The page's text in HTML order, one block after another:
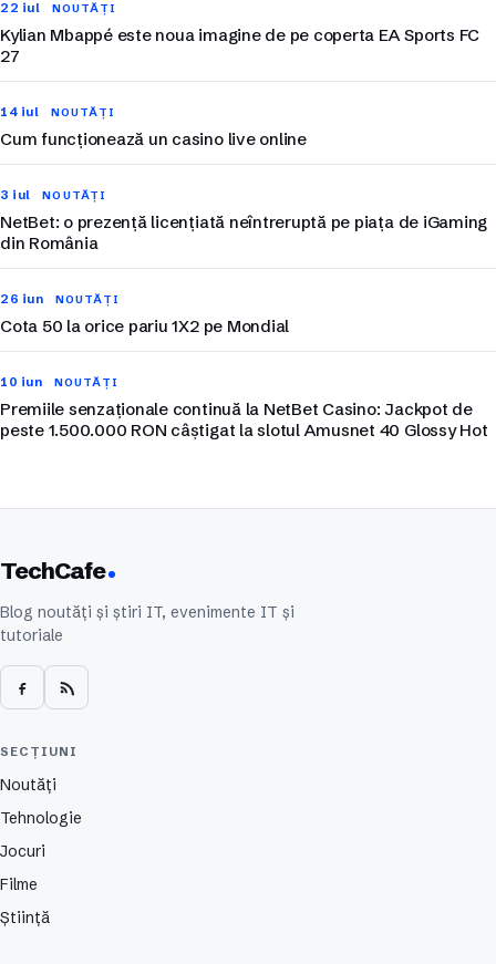
22 iul NOUTĂȚI
Kylian Mbappé este noua imagine de pe coperta EA Sports FC
27
14 iul NOUTĂȚI
Cum funcționează un casino live online
3 iul NOUTĂȚI
NetBet: o prezență licențiată neîntreruptă pe piața de iGaming
din România
26 iun NOUTĂȚI
Cota 50 la orice pariu 1X2 pe Mondial
10 iun NOUTĂȚI
Premiile senzaționale continuă la NetBet Casino: Jackpot de
peste 1.500.000 RON câștigat la slotul Amusnet 40 Glossy Hot
TechCafe
Blog noutăți și știri IT, evenimente IT și
tutoriale
SECȚIUNI
Noutăți
Tehnologie
Jocuri
Filme
Știință